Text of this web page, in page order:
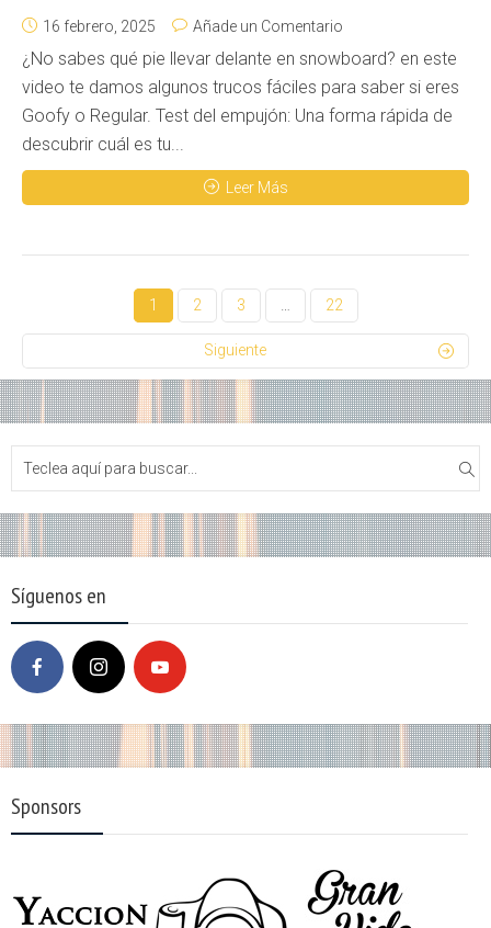
16 febrero, 2025 Añade un Comentario
¿No sabes qué pie llevar delante en snowboard? en este
video te damos algunos trucos fáciles para saber si eres
Goofy o Regular. Test del empujón: Una forma rápida de
descubrir cuál es tu...
Leer Más
1 2 3 22
Siguiente
Síguenos en
Sponsors